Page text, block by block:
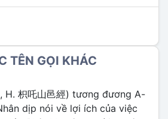
TÊN GỌI KHÁC
H. 枳吒山邑經) tương đương A-
dịp nói về lợi ích của việc